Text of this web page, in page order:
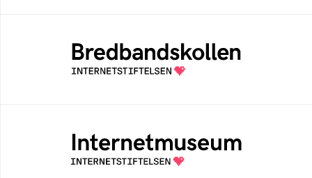
Bredbandskollen är ett oberoende
konsumentverktyg som drivs av
Internetstiftelsen
Ett digitalt museum som byggts, och kureras
av Internetstiftelsen